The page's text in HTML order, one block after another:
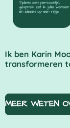
Ik ben Karin
transformeren
MEER WETEN